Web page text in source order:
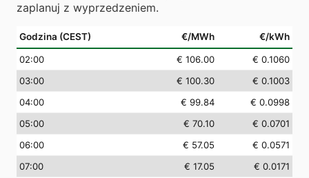
zaplanuj z wyprzedzeniem.
Godzina (CEST) €/MWh €/kWh
02:00 € 106.00
€ 0.1060
03:00 € 100.30
€ 0.1003
04:00 € 99.84
€ 0.0998
05:00 € 70.10
€ 0.0701
06:00 € 57.05
€ 0.0571
07:00 € 17.05
€ 0.0171